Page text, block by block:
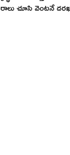
చూసి వెంటనే